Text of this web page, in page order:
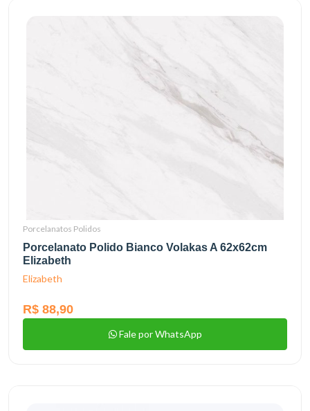
Porcelanatos Polidos
Porcelanato Polido Bianco Volakas A 62x62cm
Elizabeth
Elizabeth
R$ 88,90
Fale por WhatsApp